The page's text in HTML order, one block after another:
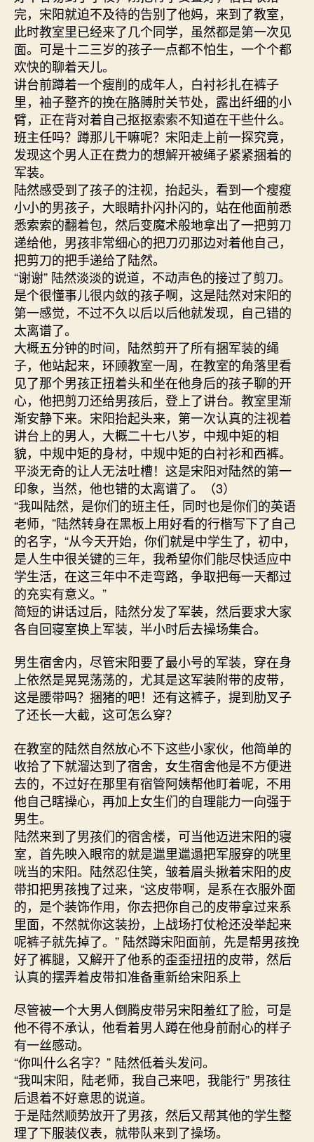
完，宋阳就迫不及待的告别了他妈，来到了教室，
此时教室里已经来了几个同学，虽然都是第一次见
面。可是十二三岁的孩子一点都不怕生，一个个都
欢快的聊着天儿。
讲台前蹲着一个瘦削的成年人，白衬衫扎在裤子
里，袖子整齐的挽在胳膊肘关节处，露出纤细的小
臂，正在背对着自己抠抠索索不知道在干些什么。
班主任吗？蹲那儿干嘛呢？宋阳走上前一探究竟，
发现这个男人正在费力的想解开被绳子紧紧捆着的
军装。
陆然感受到了孩子的注视，抬起头，看到一个瘦瘦
小小的男孩子，大眼睛扑闪扑闪的，站在他面前悉
悉索索的翻着包，然后变魔术般地拿出了一把剪刀
递给他，男孩非常细心的把刀刃那边对着他自己，
把剪刀的把手递给了陆然。
“谢谢” 陆然淡淡的说道，不动声色的接过了剪刀。
是个很懂事儿很内敛的孩子啊，这是陆然对宋阳的
第一感觉，不过不久以后以后他就发现，自己错的
太离谱了。
大概五分钟的时间，陆然剪开了所有捆军装的绳
子，他站起来，环顾教室一周，在教室的角落里看
见了那个男孩正扭着头和坐在他身后的孩子聊的开
心，他把剪刀还给男孩后，登上了讲台。教室里渐
渐安静下来。宋阳抬起头来，第一次认真的注视着
讲台上的男人，大概二十七八岁，中规中矩的相
貌，中规中矩的身材，中规中矩的白衬衫和西裤。
平淡无奇的让人无法吐槽！这是宋阳对陆然的第一
印象，当然，他也错的太离谱了。（3）
“我叫陆然，是你们的班主任，同时也是你们的英语
老师，”陆然转身在黑板上用好看的行楷写下了自己
的名字，“从今天开始，你们就是中学生了，初中，
是人生中很关键的三年，我希望你们能尽快适应中
学生活，在这三年中不走弯路，争取把每一天都过
的充实有意义。”
简短的讲话过后，陆然分发了军装，然后要求大家
各自回寝室换上军装，半小时后去操场集合。
男生宿舍内，尽管宋阳要了最小号的军装，穿在身
上依然是晃晃荡荡的，尤其是这军装附带的皮带，
这是腰带吗？捆猪的吧！还有这裤子，提到肋叉子
了还长一大截，这可怎么穿？
在教室的陆然自然放心不下这些小家伙，他简单的
收拾了下就溜达到了宿舍，女生宿舍他是不方便进
去的，不过好在那里有宿管阿姨帮他盯着呢，不用
他自己瞎操心，再加上女生们的自理能力一向强于
男生。
陆然来到了男孩们的宿舍楼，可当他迈进宋阳的寝
室，首先映入眼帘的就是邋里邋遢把军服穿的咣里
咣当的宋阳。陆然忍住笑，皱着眉头揪着宋阳的皮
带扣把男孩拽了过来，“这皮带啊，是系在衣服外面
的，是个装饰作用，你去把你自己的皮带拿过来系
里面，不然就你这装扮，上战场打仗枪还没举起来
呢裤子就先掉了。” 陆然蹲宋阳面前，先是帮男孩挽
好了裤腿，又解开了他系的歪歪扭扭的皮带，然后
认真的摆弄着皮带扣准备重新给宋阳系上
尽管被一个大男人倒腾皮带另宋阳羞红了脸，可是
他不得不承认，他看着男人蹲在他身前耐心的样子
有一丝感动。
“你叫什么名字？” 陆然低着头发问。
“我叫宋阳，陆老师，我自己来吧，我能行” 男孩往
后退着不好意思的说道。
于是陆然顺势放开了男孩，然后又帮其他的学生整
理了下服装仪表，就带队来到了操场。